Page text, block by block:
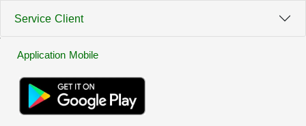
Service Client
Application Mobile